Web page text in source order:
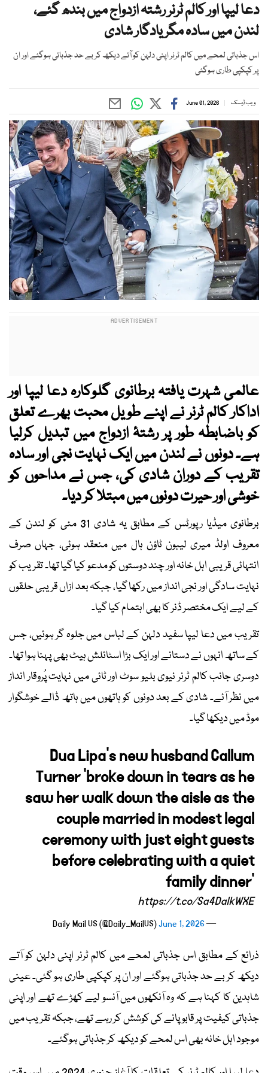
دعا لیپا اور کالم ٹرنر رشتہ ازدواج میں بندھ گئے،
لندن میں سادہ مگر یادگار شادی
اس جذباتی لمحے میں کالم ٹرنر اپنی دلہن کو آتے دیکھ کر بے حد جذباتی ہوگئے اور ان
پر کپکپی طاری ہوگئی
ویب ڈیسک June 01, 2026
عالمی شہرت یافتہ برطانوی گلوکارہ دعا لیپا اور
اداکار کالم ٹرنر نے اپنے طویل محبت بھرے تعلق
کو باضابطہ طور پر رشتۂ ازدواج میں تبدیل کرلیا
ہے۔ دونوں نے لندن میں ایک نہایت نجی اور سادہ
تقریب کے دوران شادی کی، جس نے مداحوں کو
خوشی اور حیرت دونوں میں مبتلا کر دیا۔
برطانوی میڈیا رپورٹس کے مطابق یہ شادی 31 مئی کو لندن کے
معروف اولڈ میری لیبون ٹاؤن ہال میں منعقد ہوئی، جہاں صرف
انتہائی قریبی اہل خانہ اور چند دوستوں کو مدعو کیا گیا تھا۔ تقریب کو
نہایت سادگی اور نجی انداز میں رکھا گیا، جبکہ بعد ازاں قریبی حلقوں
کے لیے ایک مختصر ڈنر کا بھی اہتمام کیا گیا۔
تقریب میں دعا لیپا سفید دلہن کے لباس میں جلوہ گر ہوئیں، جس
کے ساتھ انہوں نے دستانے اور ایک بڑا اسٹائلش ہیٹ بھی پہنا ہوا تھا۔
دوسری جانب کالم ٹرنر نیوی بلیو سوٹ اور ٹائی میں نہایت پُروقار انداز
میں نظر آئے۔ شادی کے بعد دونوں کو ہاتھوں میں ہاتھ ڈالے خوشگوار
موڈ میں دیکھا گیا۔
Dua Lipa's new husband Callum
Turner 'broke down in tears as he
saw her walk down the aisle as the
couple married in modest legal
ceremony with just eight guests
before celebrating with a quiet
family dinner'
https://t.co/Sa4DalkWXE
— Daily Mail US (@Daily_MailUS)
June 1, 2026
ذرائع کے مطابق اس جذباتی لمحے میں کالم ٹرنر اپنی دلہن کو آتے
دیکھ کر بے حد جذباتی ہوگئے اور ان پر کپکپی طاری ہو گئی۔ عینی
شاہدین کا کہنا ہے کہ وہ آنکھوں میں آنسو لیے کھڑے تھے اور اپنی
جذباتی کیفیت پر قابو پانے کی کوشش کر رہے تھے، جبکہ تقریب میں
موجود اہل خانہ بھی اس لمحے کو دیکھ کر جذباتی ہوگئے۔